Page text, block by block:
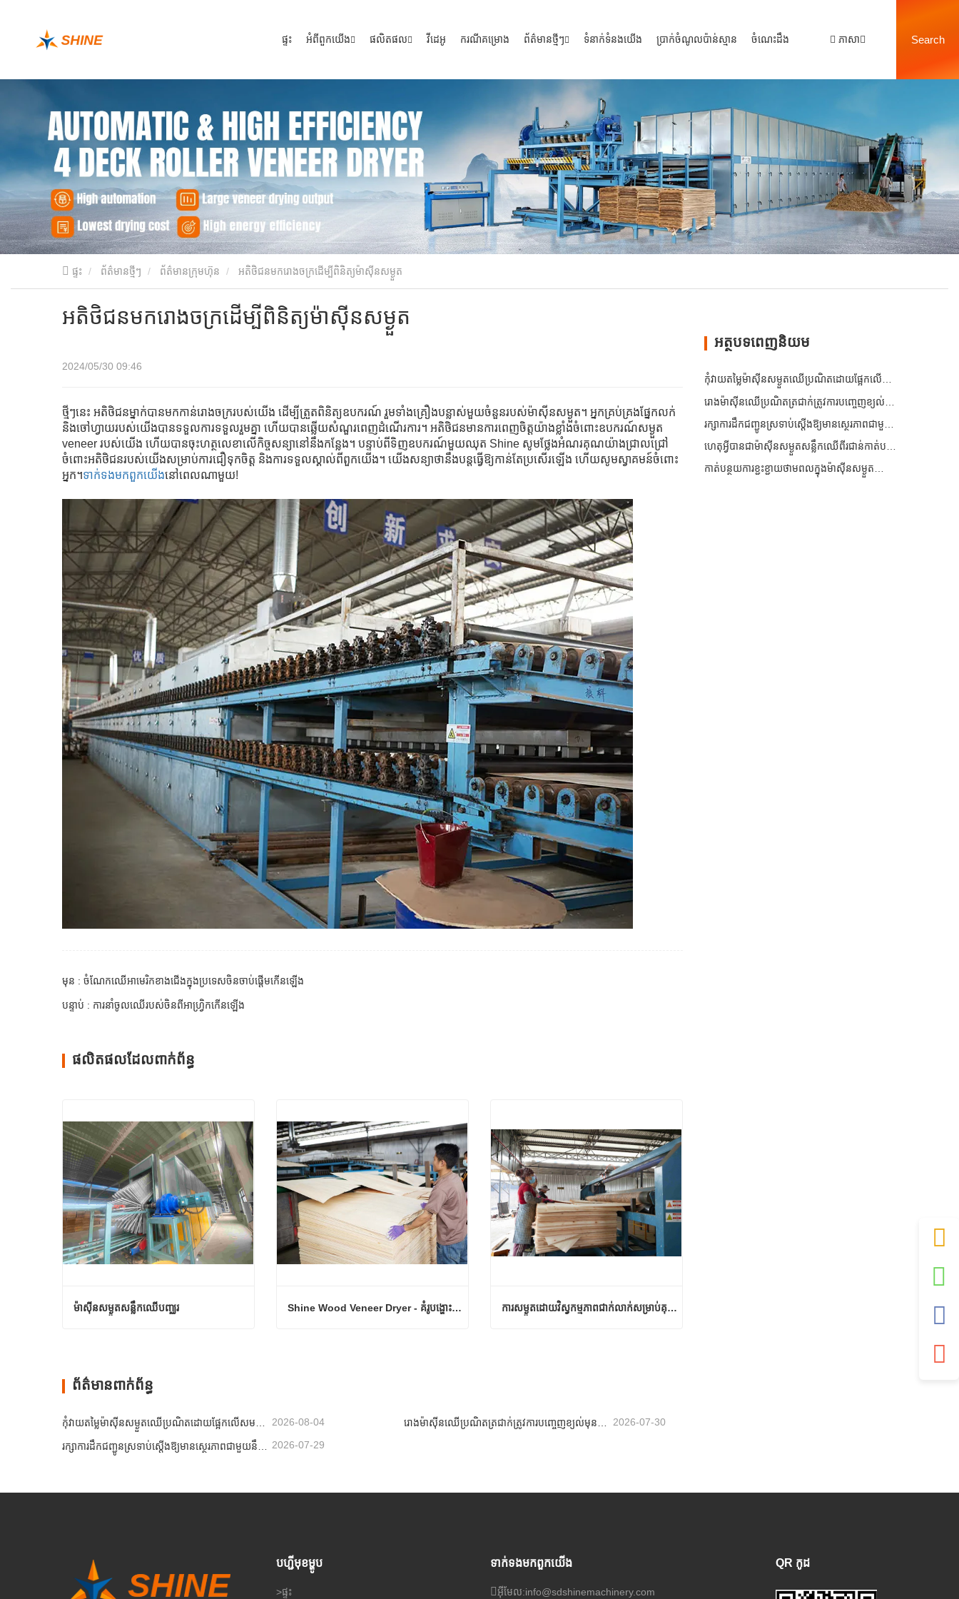
ផ្ទះ អំពី​ពួក​យើង ផលិតផល វីដេអូ ករណីគម្រោង ព័ត៌មានថ្មីៗ ទំនាក់ទំនងយើង ប្រាក់ចំណូលប៉ាន់ស្មាន ចំណេះដឹង ភាសា Search
ផ្ទះ ព័ត៌មានថ្មីៗ ព័ត៌មានក្រុមហ៊ុន អតិថិជនមករោងចក្រដើម្បីពិនិត្យម៉ាស៊ីនសម្ងួត
អតិថិជនមករោងចក្រដើម្បីពិនិត្យម៉ាស៊ីនសម្ងួត
2024/05/30 09:46
ថ្មីៗនេះ អតិថិជនម្នាក់បានមកកាន់រោងចក្ររបស់យើង ដើម្បីត្រួតពិនិត្យឧបករណ៍ រួមទាំងគ្រឿងបន្លាស់មួយចំនួនរបស់ម៉ាស៊ីនសម្ងួត។ អ្នកគ្រប់គ្រងផ្នែកលក់
និងចៅហ្វាយរបស់យើងបានទទួលការទទួលរួមគ្នា ហើយបានឆ្លើយសំណួរពេញដំណើរការ។ អតិថិជនមានការពេញចិត្តយ៉ាងខ្លាំងចំពោះឧបករណ៍សម្ងួត
veneer របស់យើង ហើយបានចុះហត្ថលេខាលើកិច្ចសន្យានៅនឹងកន្លែង។ បន្ទាប់ពីទិញឧបករណ៍មួយឈុត Shine សូមថ្លែងអំណរគុណយ៉ាងជ្រាលជ្រៅ
ចំពោះអតិថិជនរបស់យើងសម្រាប់ការជឿទុកចិត្ត និងការទទួលស្គាល់ពីពួកយើង។ យើងសន្យាថានឹងបន្តធ្វើឱ្យកាន់តែប្រសើរឡើង ហើយសូមស្វាគមន៍ចំពោះ
អ្នក។ទាក់ទង​មក​ពួក​យើងនៅពេលណាមួយ!
មុន : ចំណែក​ឈើ​អាមេរិក​ខាង​ជើង​ក្នុង​ប្រទេស​ចិន​ចាប់​ផ្តើម​កើន​ឡើង
បន្ទាប់ : ការ​នាំ​ចូល​ឈើ​របស់​ចិន​ពី​អាហ្វ្រិក​កើន​ឡើង
ផលិតផលដែលពាក់ព័ន្ធ
ម៉ាស៊ីនសម្ងួតសន្លឹកឈើបញ្ឈរ Shine Wood Veneer Dryer - គំរូបង្ហោះផលិតផលពេញលេញ ការសម្ងួតដោយវិស្វកម្មភាពជាក់លាក់សម្រាប់គុណភាព និងទិន្នផលឈើល្អបំផុត
ព័ត៌មានពាក់ព័ន្ធ
កុំវាយតម្លៃម៉ាស៊ីនសម្ងួតឈើប្រណិតដោយផ្អែកលើសមត្ថភាពតែម្នាក់ឯង 2026-08-04 រោងម៉ាស៊ីនឈើប្រណិតត្រជាក់ត្រូវការបញ្ចេញខ្យល់មុនពេលកម្តៅបន្ថែម 2026-07-30
2026-07-29
អត្ថបទពេញនិយម
កុំវាយតម្លៃម៉ាស៊ីនសម្ងួតឈើប្រណិតដោយផ្អែកលើសមត្ថភាពតែម្នាក់ឯង
កាត់បន្ថយការខ្ជះខ្ជាយថាមពលក្នុងម៉ាស៊ីនសម្ងួតឈើប្រណិតរបស់អ្នក – គន្លឹះសម្រាប់ម៉ាស៊ីនសម្ងួតឈើ
បហ្ជីមុខម្ហូប
>ផ្ទះ
ទាក់ទង​មក​ពួក​យើង
អ៊ីមែល:info@sdshinemachinery.com
QR កូដ